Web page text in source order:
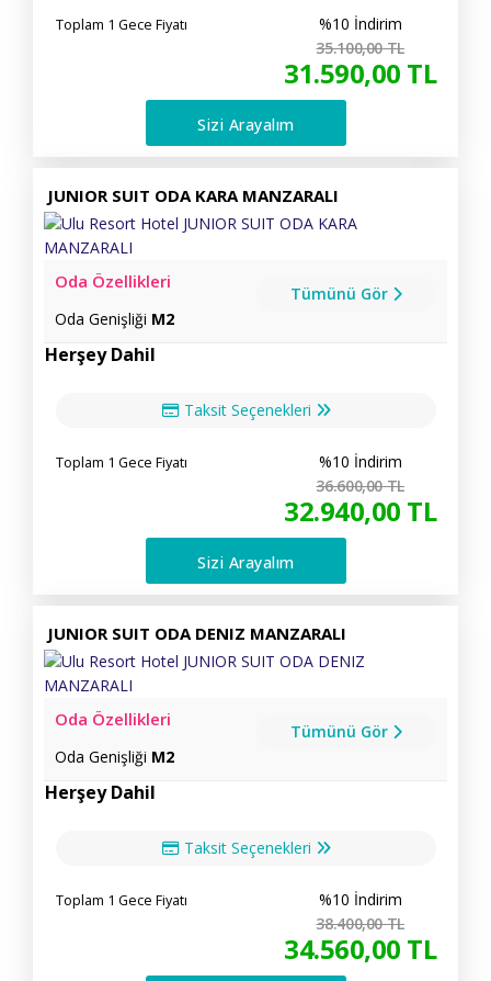
Toplam 1 Gece Fiyatı
%10 İndirim
35.100,00TL
31.590,00 TL
Sizi Arayalım
JUNIOR SUIT ODA KARA MANZARALI
Oda Özellikleri
Oda Genişliği M2
Tümünü Gör
Herşey Dahil
Taksit Seçenekleri
Toplam 1 Gece Fiyatı
%10 İndirim
36.600,00TL
32.940,00 TL
Sizi Arayalım
JUNIOR SUIT ODA DENIZ MANZARALI
Oda Özellikleri
Oda Genişliği M2
Tümünü Gör
Herşey Dahil
Taksit Seçenekleri
Toplam 1 Gece Fiyatı
%10 İndirim
38.400,00TL
34.560,00 TL